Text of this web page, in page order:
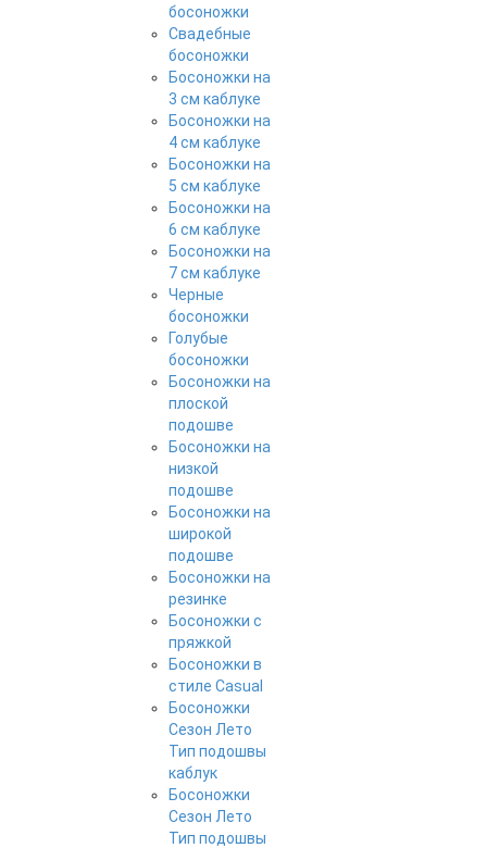
босоножки
Свадебные
босоножки
Босоножки на
3 см каблуке
Босоножки на
4 см каблуке
Босоножки на
5 см каблуке
Босоножки на
6 см каблуке
Босоножки на
7 см каблуке
Черные
босоножки
Голубые
босоножки
Босоножки на
плоской
подошве
Босоножки на
низкой
подошве
Босоножки на
широкой
подошве
Босоножки на
резинке
Босоножки с
пряжкой
Босоножки в
стиле Casual
Босоножки
Сезон Лето
Тип подошвы
каблук
Босоножки
Сезон Лето
Тип подошвы